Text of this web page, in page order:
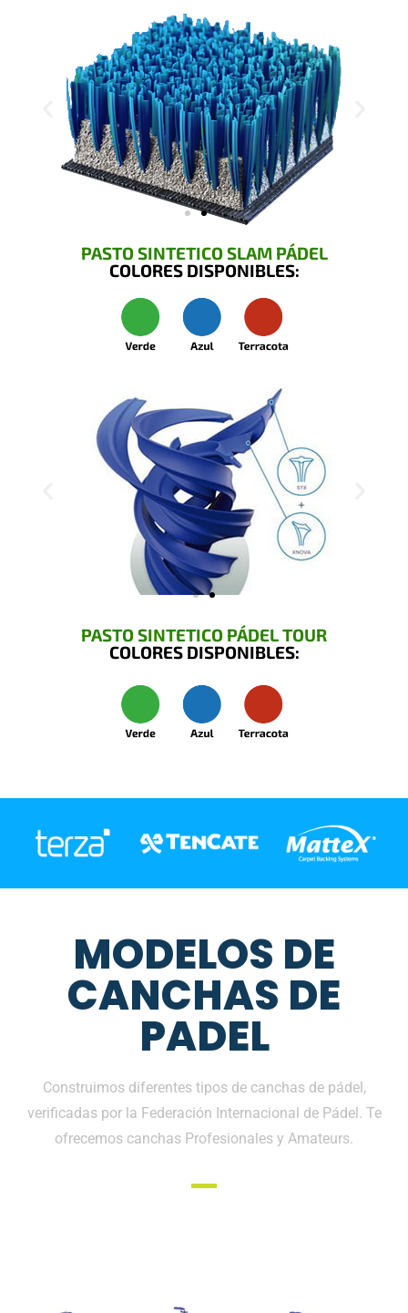
PASTO SINTETICO SLAM PÁDEL
COLORES DISPONIBLES:
PASTO SINTETICO PÁDEL TOUR
COLORES DISPONIBLES:
MODELOS DE
CANCHAS DE
PADEL
Construimos diferentes tipos de canchas de pádel,
verificadas por la Federación Internacional de Pádel. Te
ofrecemos canchas Profesionales y Amateurs.